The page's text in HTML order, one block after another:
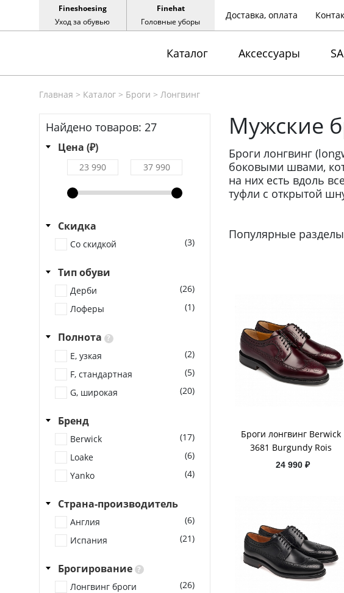
Fineshoesing
Уход за обувью
Finehat
Головные уборы
Доставка, оплата
Каталог Аксессуары
Главная > Каталог> Броги > Лонгвинг
Найдено товаров: 27
Цена (₽)
Скидка
Со скидкой (3)
Тип обуви
Дерби
(26)
Лоферы
(1)
Полнота ?
E, узкая
(2)
F, стандартная
(5)
G, широкая
(20)
Бренд
Berwick
(17)
Loake
(6)
Yanko
(4)
Страна-производитель
Англия
(6)
Испания
(21)
Брогирование ?
Лонгвинг броги
(26)
Мужские
Броги лонгвинг
боковыми швами,
на них есть вдоль
туфли с открытой
Популярные разделы
Броги лонгвинг Berwick
3681 Burgundy Rois
24 990 ₽